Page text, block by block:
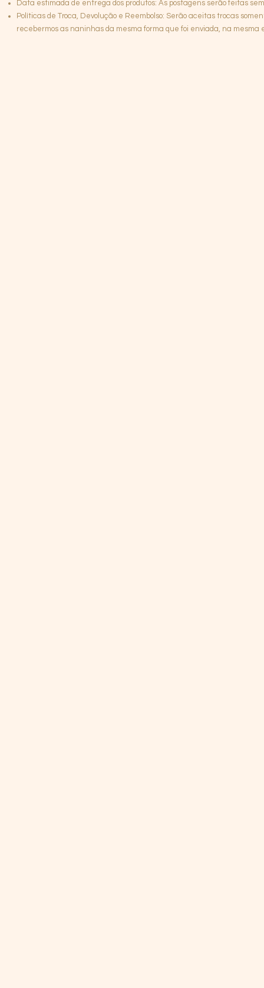
Data estimada de entrega dos produtos: As postagens serão feitas
Políticas de Troca, Devolução e Reembolso: Serão aceitas trocas
recebermos as naninhas da mesma forma que foi enviada, na mesma